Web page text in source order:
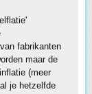
fabrikanten
maar de
(meer
je hetzelfde